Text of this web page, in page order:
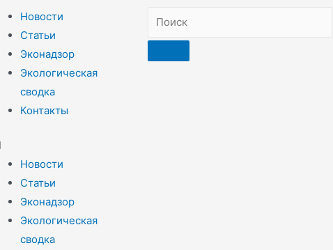
Новости
Статьи
Эконадзор
Экологическая
сводка
Контакты
Новости
Статьи
Эконадзор
Экологическая
сводка